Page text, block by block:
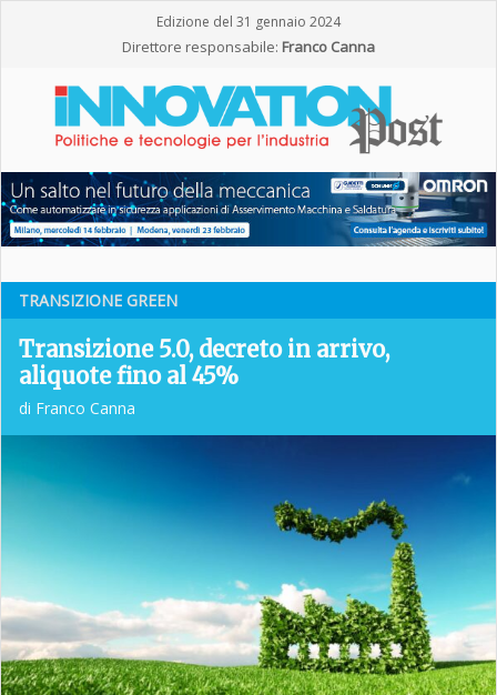
Edizione del 31 gennaio 2024
Direttore responsabile: Franco Canna
TRANSIZIONE GREEN
Transizione 5.0, decreto in arrivo,
aliquote fino al 45%
di Franco Canna